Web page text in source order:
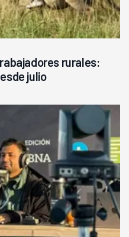
rurales:
julio